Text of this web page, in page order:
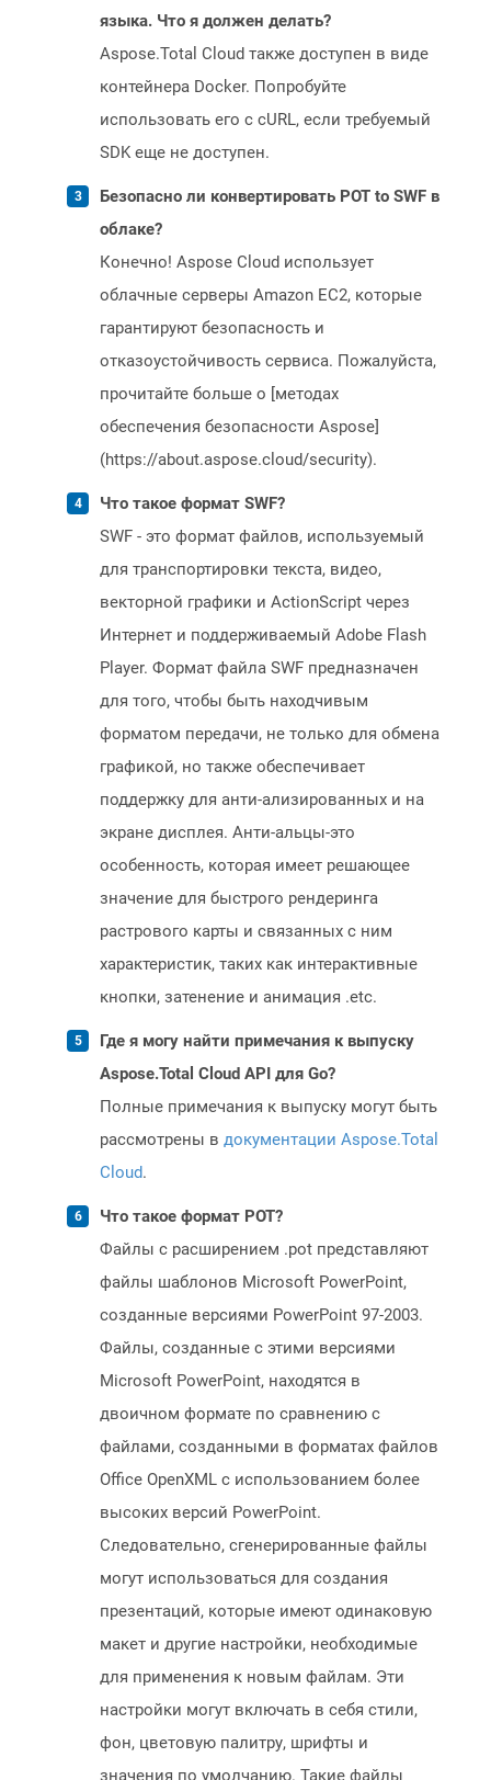
языка. Что я должен делать?
Aspose.Total Cloud также доступен в виде
контейнера Docker. Попробуйте
использовать его с cURL, если требуемый
SDK еще не доступен.
Безопасно ли конвертировать POT to SWF в
облаке?
Конечно! Aspose Cloud использует
облачные серверы Amazon EC2, которые
гарантируют безопасность и
отказоустойчивость сервиса. Пожалуйста,
прочитайте больше о [методах
обеспечения безопасности Aspose]
(https://about.aspose.cloud/security).
Что такое формат SWF?
SWF - это формат файлов, используемый
для транспортировки текста, видео,
векторной графики и ActionScript через
Интернет и поддерживаемый Adobe Flash
Player. Формат файла SWF предназначен
для того, чтобы быть находчивым
форматом передачи, не только для обмена
графикой, но также обеспечивает
поддержку для анти-ализированных и на
экране дисплея. Анти-альцы-это
особенность, которая имеет решающее
значение для быстрого рендеринга
растрового карты и связанных с ним
характеристик, таких как интерактивные
кнопки, затенение и анимация .etc.
Где я могу найти примечания к выпуску
Aspose.Total Cloud API для Go?
Полные примечания к выпуску могут быть
рассмотрены в документации Aspose.Total
Cloud.
Что такое формат POT?
Файлы с расширением .pot представляют
файлы шаблонов Microsoft PowerPoint,
созданные версиями PowerPoint 97-2003.
Файлы, созданные с этими версиями
Microsoft PowerPoint, находятся в
двоичном формате по сравнению с
файлами, созданными в форматах файлов
Office OpenXML с использованием более
высоких версий PowerPoint.
Следовательно, сгенерированные файлы
могут использоваться для создания
презентаций, которые имеют одинаковую
макет и другие настройки, необходимые
для применения к новым файлам. Эти
настройки могут включать в себя стили,
фон, цветовую палитру, шрифты и
значения по умолчанию. Такие файлы